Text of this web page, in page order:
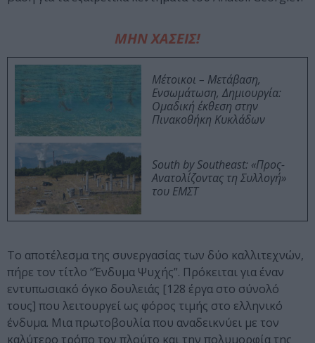
ΜΗΝ ΧΑΣΕΙΣ!
Μέτοικοι – Μετάβαση,
Ενσωμάτωση, Δημιουργία:
Ομαδική έκθεση στην
Πινακοθήκη Κυκλάδων
South by Southeast: «Προς-
Ανατολίζοντας τη Συλλογή»
του ΕΜΣΤ
Το αποτέλεσμα της συνεργασίας των δύο καλλιτεχνών,
πήρε τον τίτλο “Ένδυμα Ψυχής”. Πρόκειται για έναν
εντυπωσιακό όγκο δουλειάς [128 έργα στο σύνολό
τους] που λειτουργεί ως φόρος τιμής στο ελληνικό
ένδυμα. Μια πρωτοβουλία που αναδεικνύει με τον
καλύτερο τρόπο τον πλούτο και την πολυμορφία της